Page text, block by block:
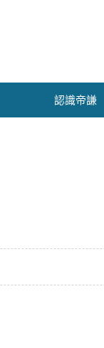
認識帝謙